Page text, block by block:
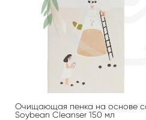
Очищающая пенка на основе
Soybean Cleanser 150 мл